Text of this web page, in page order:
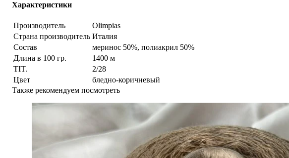
Характеристики
Производитель
Olimpias
Страна производитель Италия
Состав
меринос 50%, полиакрил 50%
Длина в 100 гр.
1400 м
TIT.
2/28
Цвет
бледно-коричневый
Также рекомендуем посмотреть